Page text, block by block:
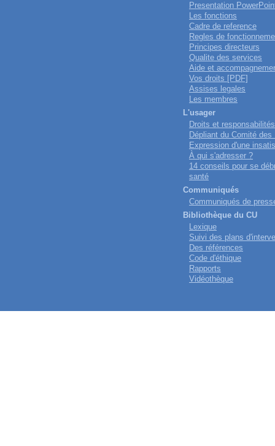
Presentation
Les fonctions
Cadre de reference
Regles de
Principes directeurs
Qualite des services
Aide et
Vos droits [PDF]
Assises legales
Les membres
L'usager
Droits et responsabilités
Dépliant du Comité
Expression d'une
À qui s'adresser ?
14 conseils pour se
santé
Communiqués
Communiqués de
Bibliothèque du CU
Lexique
Suivi des plans
Des références
Code d'éthique
Rapports
Vidéothèque